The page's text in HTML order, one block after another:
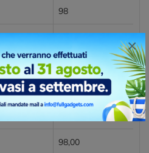
×
98
94,00
95,00
96,00
98,00